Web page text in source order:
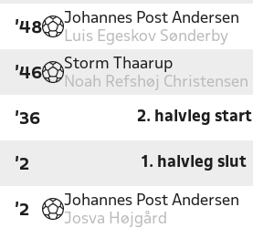
'48
Johannes Post Andersen
Luis Egeskov Sønderby
'46
Storm Thaarup
Noah Refshøj Christensen
'36 2. halvleg start
'2 1. halvleg slut
'2
Johannes Post Andersen
Josva Højgård